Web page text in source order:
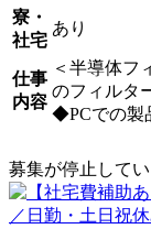
寮・
社宅
あり
仕事
内容
＜半導体フ
のフィルタ
◆PCでの製
募集が停止して